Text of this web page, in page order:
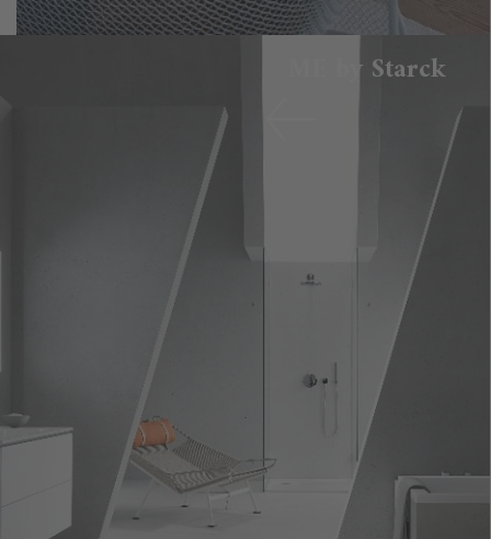
ME by Starck